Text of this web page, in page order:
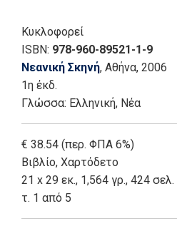
Κυκλοφορεί
ISBN: 978-960-89521-1-9
Νεανική Σκηνή, Αθήνα, 2006
1η έκδ.
Γλώσσα: Ελληνική, Νέα
€ 38.54 (περ. ΦΠΑ 6%)
Βιβλίο, Χαρτόδετο
21 x 29 εκ., 1,564 γρ., 424 σελ.
τ. 1 από 5